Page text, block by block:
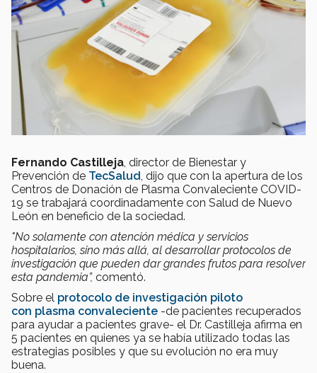
Fernando Castilleja, director de Bienestar y
Prevención de TecSalud, dijo que con la apertura de los
Centros de Donación de Plasma Convaleciente COVID-
19 se trabajará coordinadamente con Salud de Nuevo
León en beneficio de la sociedad.
"No solamente con atención médica y servicios
hospitalarios, sino más allá, al desarrollar protocolos de
investigación que pueden dar grandes frutos para resolver
esta pandemia”, comentó.
Sobre el protocolo de investigación piloto
con plasma convaleciente -de pacientes recuperados
para ayudar a pacientes grave- el Dr. Castilleja afirma en
5 pacientes en quienes ya se había utilizado todas las
estrategias posibles y que su evolución no era muy
buena.